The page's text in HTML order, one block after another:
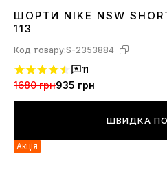
XS L XL
ШОРТИ NIKE NSW
113
Код товару:S-2353884
11
1680 грн935 грн
ШВИДКА
Акція